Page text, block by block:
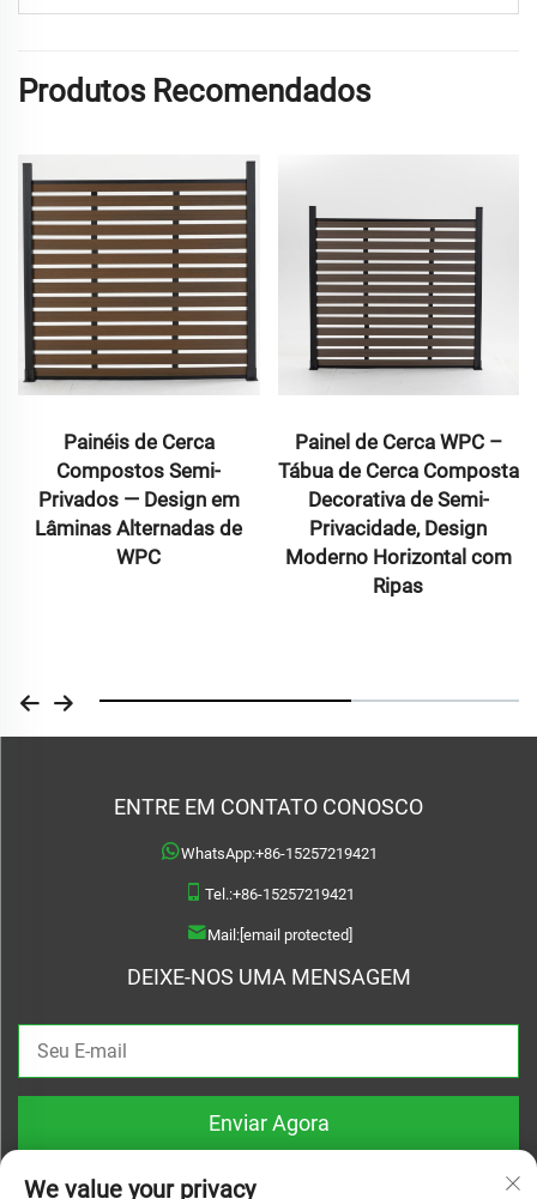
Produtos Recomendados
Painel de Cerca WPC –
Tábua de Cerca Composta
Decorativa de Semi-
Privacidade, Design
Moderno Horizontal com
Painel de Cerca de
Coextrudado Cinza –
Cerca de Lamina Fina
Composto para
Privacidade no Jardim
ENTRE EM CONTATO CONOSCO
WhatsApp:+86-15257219421
Tel.:+86-15257219421
Mail:[email protected]
DEIXE-NOS UMA MENSAGEM
Enviar Agora
We value your privacy